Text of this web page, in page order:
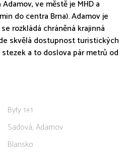
ve městě je MHD a
do centra Brna). Adamov je
rozkládá chráněná krajinná
skvělá dostupnost turistických
a to doslova pár metrů od
Byty 1+1
Sadová, Adamov
Blansko